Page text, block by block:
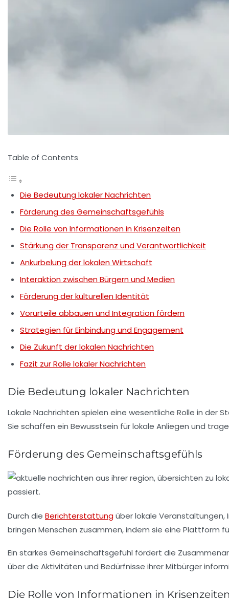
Table of Contents
Die Bedeutung lokaler Nachrichten
Förderung des Gemeinschaftsgefühls
Die Rolle von Informationen in Krisenzeiten
Stärkung der Transparenz und Verantwortlichkeit
Ankurbelung der lokalen Wirtschaft
Interaktion zwischen Bürgern und Medien
Förderung der kulturellen Identität
Vorurteile abbauen und Integration fördern
Strategien für Einbindung und Engagement
Die Zukunft der lokalen Nachrichten
Fazit zur Rolle lokaler Nachrichten
Die Bedeutung lokaler Nachrichten
Lokale Nachrichten spielen eine wesentliche Rolle in der
Sie schaffen ein Bewusstsein für lokale Anliegen und
Förderung des Gemeinschaftsgefühls
Durch die Berichterstattungüber lokale Veranstaltungen,
bringen Menschen zusammen, indem sie eine Plattform
Ein starkes Gemeinschaftsgefühl fördert die
über die Aktivitäten und Bedürfnisse ihrer Mitbürger
Die Rolle von Informationen in